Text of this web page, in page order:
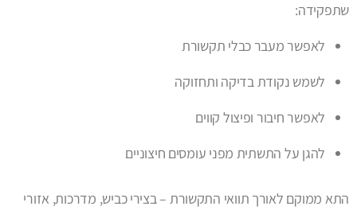
שתפקידה:
לאפשר מעבר כבלי תקשורת
לשמש נקודת בדיקה ותחזוקה
לאפשר חיבור ופיצול קווים
להגן על התשתית מפני עומסים חיצוניים
התא ממוקם לאורך תוואי התקשורת – בצירי כביש, מדרכות, אזורי